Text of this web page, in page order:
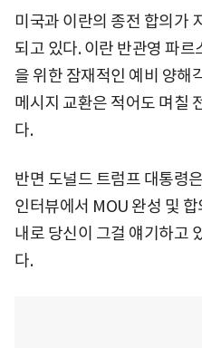
미국과 이란의 종전 합의가
되고 있다. 이란 반관영 파
을 위한 잠재적인 예비 양해
메시지 교환은 적어도 며칠
다.
반면 도널드 트럼프 대통령
인터뷰에서 MOU 완성 및
내로 당신이 그걸 얘기하고
다.